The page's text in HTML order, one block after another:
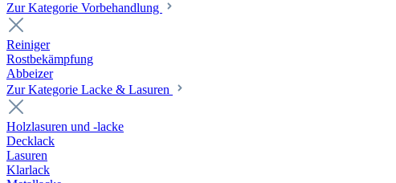
Zur Kategorie Vorbehandlung
Reiniger
Rostbekämpfung
Abbeizer
Zur Kategorie Lacke & Lasuren
Holzlasuren und -lacke
Decklack
Lasuren
Klarlack